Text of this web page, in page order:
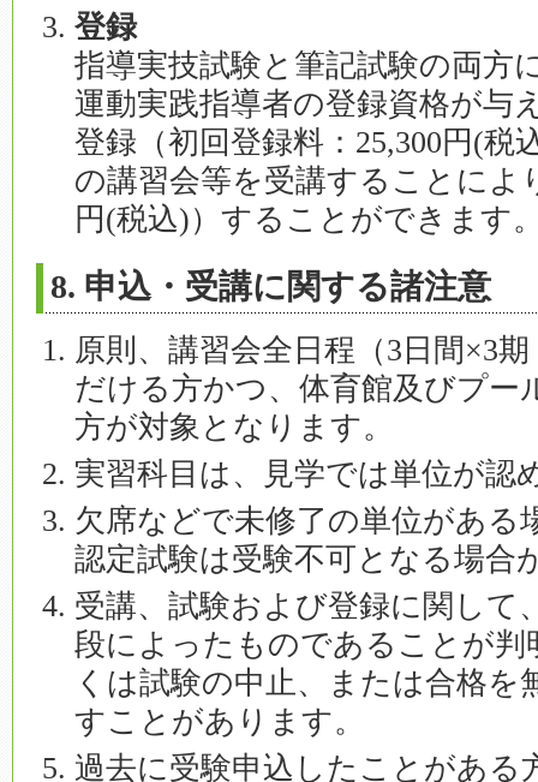
登録
指導実技試験と筆記試験の両方
運動実践指導者の登録資格が与
登録（初回登録料：25,300円(税
の講習会等を受講することによ
円(税込)）することができます
8. 申込・受講に関する諸注意
原則、講習会全日程（3日間×3
だける方かつ、体育館及びプー
方が対象となります。
実習科目は、見学では単位が認
欠席などで未修了の単位がある
認定試験は受験不可となる場合
受講、試験および登録に関して
段によったものであることが
くは試験の中止、または合格を
すことがあります。
過去に受験申込したことがある